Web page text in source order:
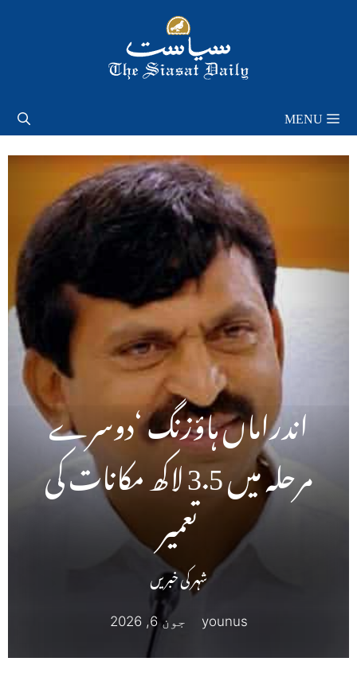
MENU
اندراماں ہاؤزنگ ‘دوسرے
مرحلہ میں 3.5 لاکھ مکانات کی
تعمیر
شہر کی خبریں
younus جون 6, 2026